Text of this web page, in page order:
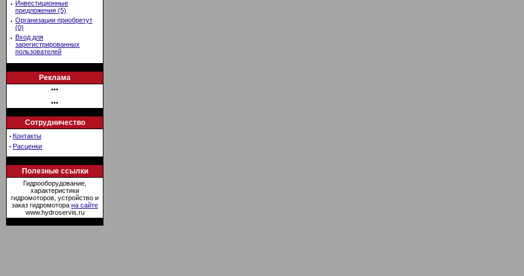
· Инвестиционные
предложения (5)
· Организации приобретут
(0)
· Вход для
зарегистрированных
пользователей
Реклама
•••
•••
Сотрудничество
· Контакты
· Расценки
Полезные ссылки
Гидрооборудование,
характеристики
гидромоторов, устройство и
заказ гидромотора на сайте
www.hydroservis.ru